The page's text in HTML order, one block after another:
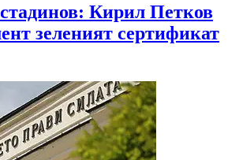
Кирил Петков
зеленият сертификат